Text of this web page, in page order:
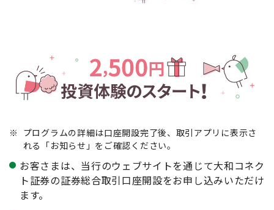
※ プログラムの詳細は口座開設完了後、取引アプリに表示さ
れる「お知らせ」をご確認ください。
お客さまは、当行のウェブサイトを通じて大和コネク
ト証券の証券総合取引口座開設をお申し込みいただけ
ます。